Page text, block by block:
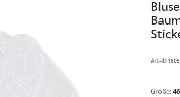
Art.-ID
Größe: 46